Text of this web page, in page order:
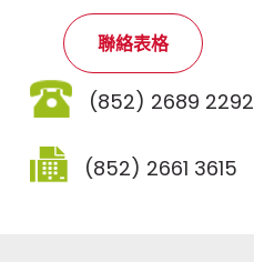
聯絡表格
(852) 2689 2292
(852) 2661 3615